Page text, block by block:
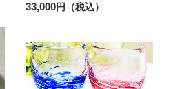
33,000円（税込）